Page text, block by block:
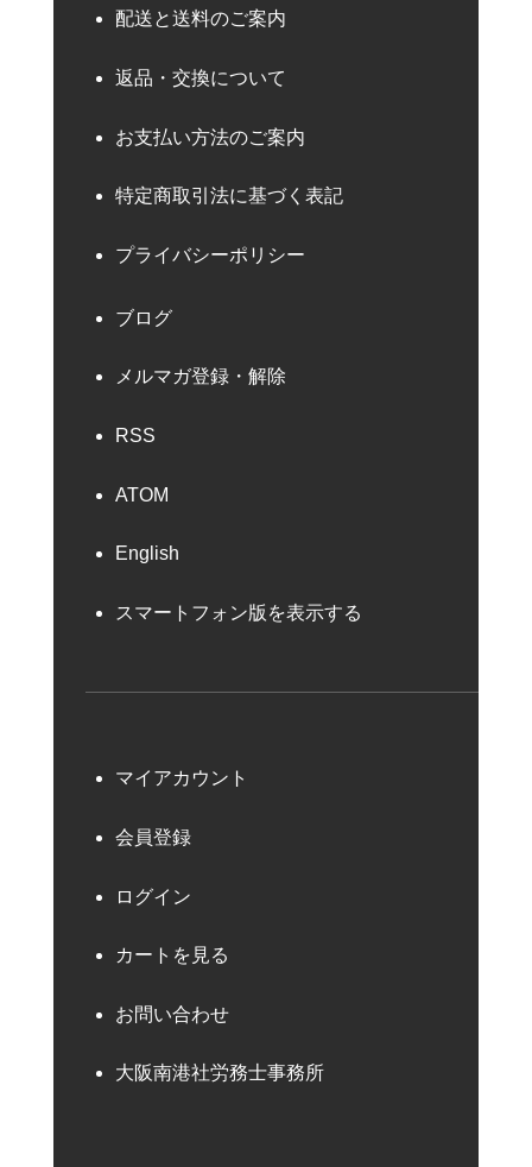
配送と送料のご案内
返品・交換について
お支払い方法のご案内
特定商取引法に基づく表記
プライバシーポリシー
ブログ
メルマガ登録・解除
RSS
ATOM
English
スマートフォン版を表示する
マイアカウント
会員登録
ログイン
カートを見る
お問い合わせ
大阪南港社労務士事務所